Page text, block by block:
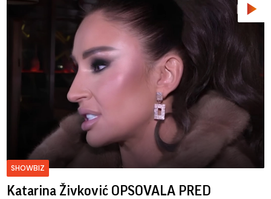
SHOWBIZ
Katarina Živković OPSOVALA PRED